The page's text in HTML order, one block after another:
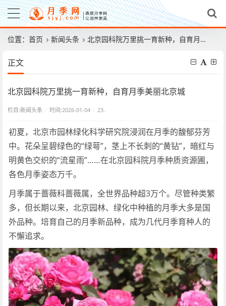
位置： 首页 新闻头条 北京园科院万里挑一育新种，自育月季美丽北京城
正文
北京园科院万里挑一育新种，自育月季美丽北京城
栏目:新闻头条 / 时间:2026-01-04 / 23.
初夏，北京市园林绿化科学研究院浸润在月季的馥郁芬芳
中。花朵呈碧绿色的“绿萼”，茎上不长刺的“黄钻”，暗红与
明黄色交织的“流星雨”……在北京园科院月季种质资源圃，
各色月季姿态万千。
月季属于蔷薇科蔷薇属，全世界品种超3万个。尽管种类繁
多，但长期以来，北京园林、绿化中种植的月季大多是国
外品种。培育自己的月季新品种，成为几代月季育种人的
不懈追求。